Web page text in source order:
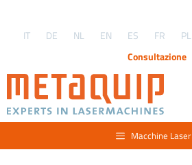
contenuto
IT DE NL EN ES FR PL
Consultazione
Macchine Laser